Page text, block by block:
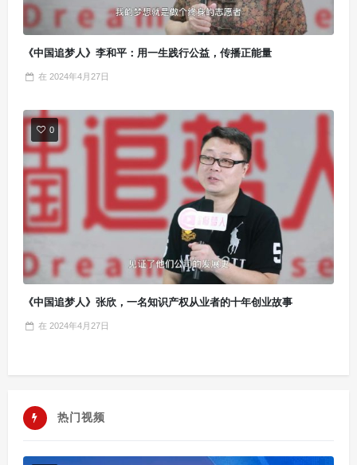
《中国追梦人》李和平：用一生践行公益，传播正能量
在 2024年4月27日
0
《中国追梦人》张欣，一名知识产权从业者的十年创业故事
在 2024年4月27日
热门视频